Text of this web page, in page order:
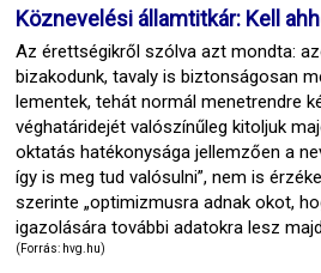
Köznevelési államtitkár: Kell
Az érettségikről szólva azt mondta:
bizakodunk, tavaly is biztonságosan
lementek, tehát normál menetrendre
véghatáridejét valószínűleg kitoljuk
oktatás hatékonysága jellemzően a
így is meg tud valósulni”, nem is
szerinte „optimizmusra adnak okot,
igazolására további adatokra lesz
(Forrás: hvg.hu)